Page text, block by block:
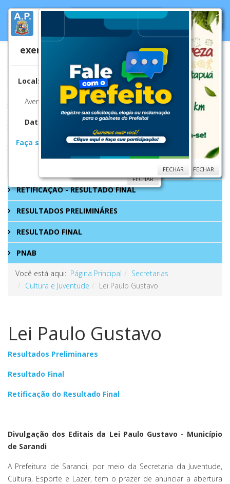
SECRETARIA
ATOS NORMATIVOS
PORTARIAS
COMPETÊNCIAS
CONSELHO MUNICIPAL DE CULTURA
LEI PAULO GUSTAVO
RETIFICAÇÃO - RESULTADO FINAL
RESULTADOS PRELIMINÁRES
RESULTADO FINAL
PNAB
Você está aqui: Página Principal
Secretarias
Cultura e Juventude
Lei Paulo Gustavo
Lei Paulo Gustavo
Resultados Preliminares
Resultado Final
Retificação do Resultado Final
Divulgação dos Editais da Lei Paulo Gustavo - Município
de Sarandi
A Prefeitura de Sarandi, por meio da Secretaria da Juventude,
Cultura, Esporte e Lazer, tem o prazer de anunciar a abertura
Elaboração do Projeto de
Lei do Orçamento Geral
do Município para o
exercício financeiro de 2027.
Local:
Plenário da Câmara Municipal de
Sarandi
Avenida Maringá, n.º 660 - Jd. Europa
Data: 18/08/2026 (terça-feira) às
14:00hs.
Faça sua sugestão para o PLOA 2027.
FECHAR
FECHAR
FECHAR
FECHAR